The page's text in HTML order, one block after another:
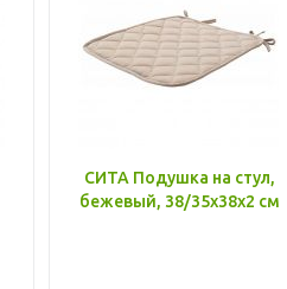
СИТА Подушка на стул,
бежевый, 38/35x38x2 см